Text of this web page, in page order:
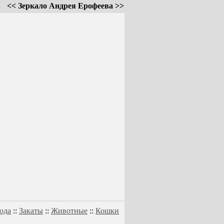
<< Зеркало Андрея Ерофеева >>
:: Закаты :: Животные :: Кошки